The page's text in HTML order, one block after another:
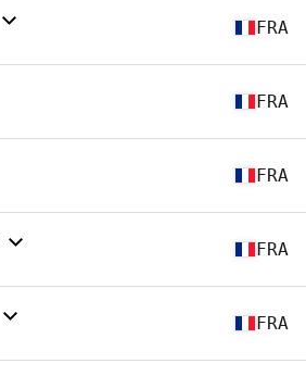
FRA
FRA
FRA
FRA
FRA